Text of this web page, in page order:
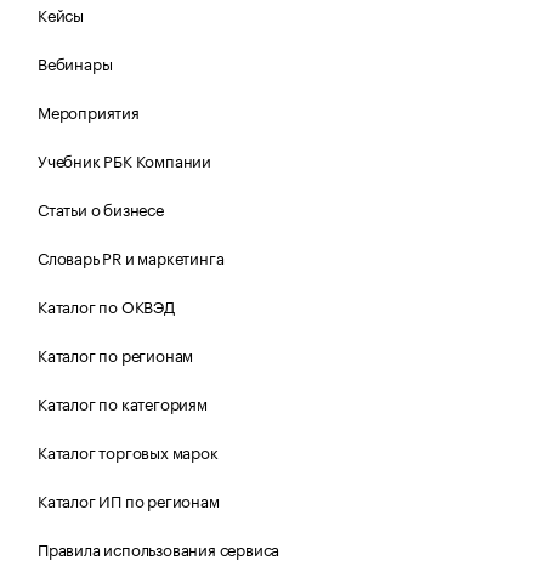
Кейсы
Вебинары
Мероприятия
Учебник РБК Компании
Статьи о бизнесе
Словарь PR и маркетинга
Каталог по ОКВЭД
Каталог по регионам
Каталог по категориям
Каталог торговых марок
Каталог ИП по регионам
Правила использования сервиса